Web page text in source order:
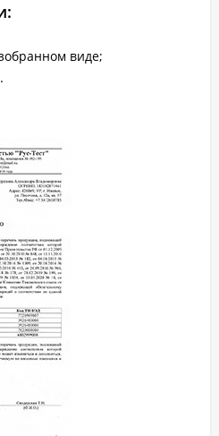
виде;